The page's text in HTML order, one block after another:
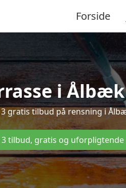
Forside
i
gratis tilbud på rensning i
3 tilbud, gratis og uforpligtende